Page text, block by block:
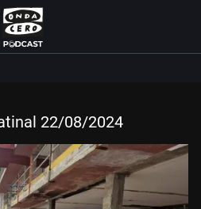
22/08/2024